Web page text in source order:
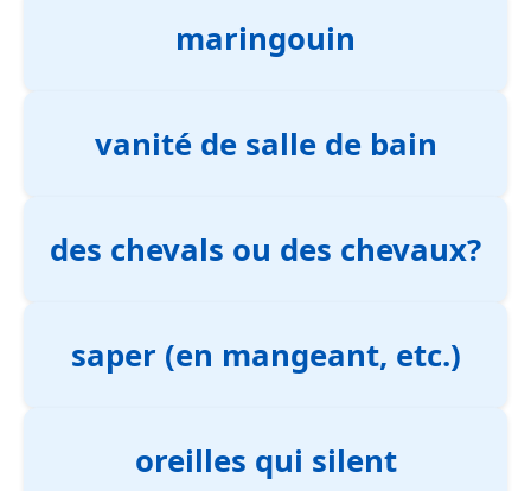
maringouin
vanité de salle de bain
des chevals ou des chevaux?
saper (en mangeant, etc.)
oreilles qui silent